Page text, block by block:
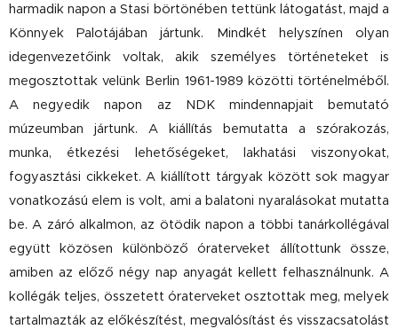
harmadik napon a Stasi börtönében tettünk látogatást, majd a
Könnyek Palotájában jártunk. Mindkét helyszínen olyan
idegenvezetőink voltak, akik személyes történeteket is
megosztottak velünk Berlin 1961-1989 közötti történelméből.
A negyedik napon az NDK mindennapjait bemutató
múzeumban jártunk. A kiállítás bemutatta a szórakozás,
munka, étkezési lehetőségeket, lakhatási viszonyokat,
fogyasztási cikkeket. A kiállított tárgyak között sok magyar
vonatkozású elem is volt, ami a balatoni nyaralásokat mutatta
be. A záró alkalmon, az ötödik napon a többi tanárkollégával
együtt közösen különböző óraterveket állítottunk össze,
amiben az előző négy nap anyagát kellett felhasználnunk. A
kollégák teljes, összetett óraterveket osztottak meg, melyek
tartalmazták az előkészítést, megvalósítást és visszacsatolást